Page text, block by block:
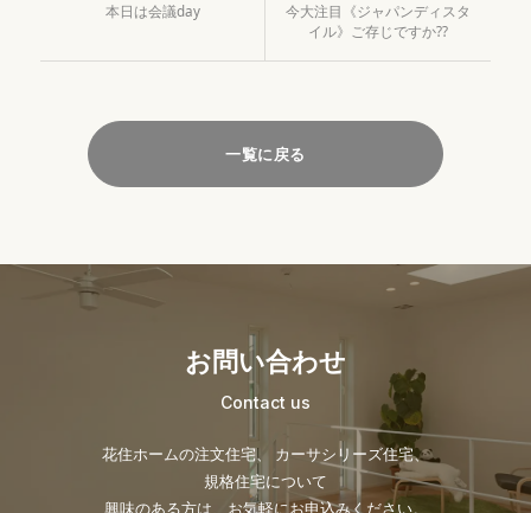
本日は会議day
今大注目《ジャパンディスタ
イル》ご存じですか??
一覧に戻る
お問い合わせ
Contact us
花住ホームの注文住宅、 カーサシリーズ住宅、
規格住宅について
興味のある方は、お気軽にお申込みください。